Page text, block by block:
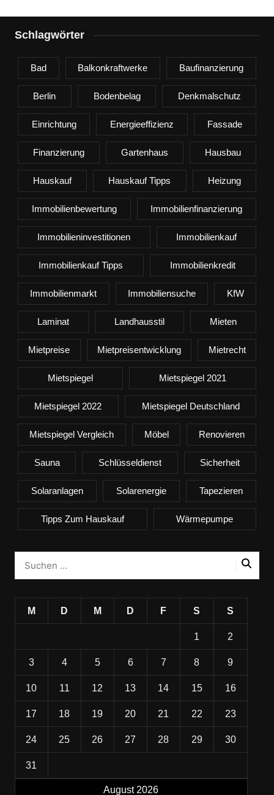
Schlagwörter
Bad Balkonkraftwerke Baufinanzierung
Berlin Bodenbelag Denkmalschutz
Einrichtung Energieeffizienz Fassade
Finanzierung Gartenhaus Hausbau
Hauskauf Hauskauf Tipps Heizung
Immobilienbewertung Immobilienfinanzierung
Immobilieninvestitionen Immobilienkauf
Immobilienkauf Tipps Immobilienkredit
Immobilienmarkt Immobiliensuche KfW
Laminat Landhausstil Mieten
Mietpreise Mietpreisentwicklung Mietrecht
Mietspiegel Mietspiegel 2021
Mietspiegel 2022 Mietspiegel Deutschland
Mietspiegel Vergleich Möbel Renovieren
Sauna Schlüsseldienst Sicherheit
Solaranlagen Solarenergie Tapezieren
Tipps Zum Hauskauf Wärmepumpe
August 2026
M D M D F S S
1 2
3 4 5 6 7 8 9
10 11 12 13 14 15 16
17 18 19 20 21 22 23
24 25 26 27 28 29 30
31